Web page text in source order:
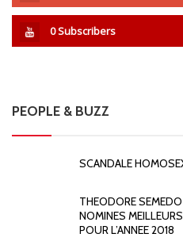
0Subscribers
PEOPLE & BUZZ
SCANDALE
THEODORE
NOMINES
POUR L’ANNEE 2018